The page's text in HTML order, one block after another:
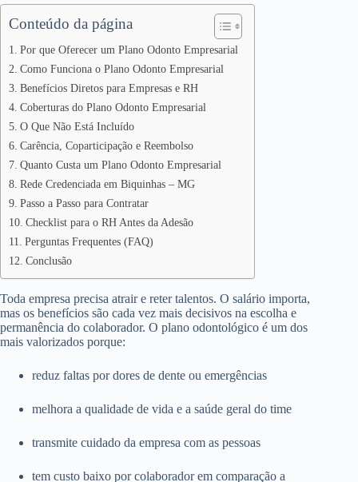
Conteúdo da página
Por que Oferecer um Plano Odonto Empresarial
Como Funciona o Plano Odonto Empresarial
Benefícios Diretos para Empresas e RH
Coberturas do Plano Odonto Empresarial
O Que Não Está Incluído
Carência, Coparticipação e Reembolso
Quanto Custa um Plano Odonto Empresarial
Rede Credenciada em Biquinhas – MG
Passo a Passo para Contratar
Checklist para o RH Antes da Adesão
Perguntas Frequentes (FAQ)
Conclusão
Toda empresa precisa atrair e reter talentos. O salário importa,
mas os benefícios são cada vez mais decisivos na escolha e
permanência do colaborador. O plano odontológico é um dos
mais valorizados porque:
reduz faltas por dores de dente ou emergências
melhora a qualidade de vida e a saúde geral do time
transmite cuidado da empresa com as pessoas
tem custo baixo por colaborador em comparação a